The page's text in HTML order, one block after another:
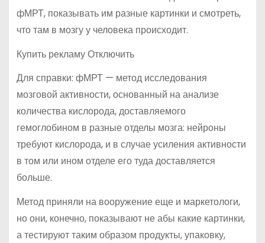
фМРТ, показывать им разные картинки и смотреть,
что там в мозгу у человека происходит.
Купить рекламу Отключить
Для справки: фМРТ — метод исследования
мозговой активности, основанный на анализе
количества кислорода, доставляемого
гемоглобином в разные отделы мозга: нейроны
требуют кислорода, и в случае усиления активности
в том или ином отделе его туда доставляется
больше.
Метод приняли на вооружение еще и маркетологи,
но они, конечно, показывают не абы какие картинки,
а тестируют таким образом продукты, упаковку,